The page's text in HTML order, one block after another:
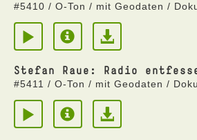
#5410 / O-Ton / mit Geodaten /
Stefan Raue: Radio
#5411 / O-Ton / mit Geodaten /